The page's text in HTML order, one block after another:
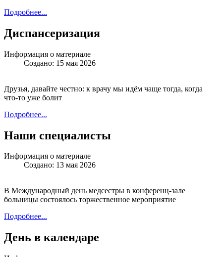
Подробнее...
Диспансеризация
Информация о материале
Создано: 15 мая 2026
Друзья, давайте честно: к врачу мы идём чаще тогда, когда
что-то уже болит
Подробнее...
Наши специалисты
Информация о материале
Создано: 13 мая 2026
В Международный день медсестры в конференц-зале
больницы состоялось торжественное мероприятие
Подробнее...
День в календаре